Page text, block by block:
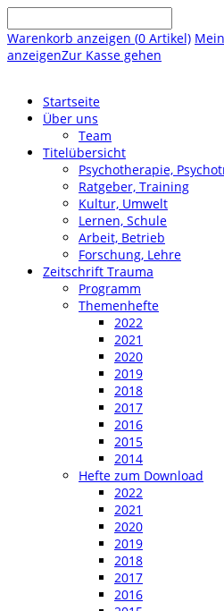
Warenkorb anzeigen (0 Artikel)
anzeigenZur Kasse gehen
Startseite
Über uns
Team
Titelübersicht
Psychotherapie,
Ratgeber, Training
Kultur, Umwelt
Lernen, Schule
Arbeit, Betrieb
Forschung, Lehre
Zeitschrift Trauma
Programm
Themenhefte
2022
2021
2020
2019
2018
2017
2016
2015
2014
Hefte zum Download
2022
2021
2020
2019
2018
2017
2016